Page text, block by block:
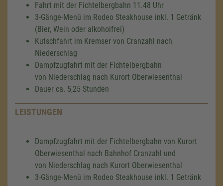
Fahrt mit der Fichtelbergbahn 11.48 Uhr
3-Gänge-Menü im Rodeo Steakhouse inkl. 1 Getränk
(Bier, Wein oder alkoholfrei)
Kutschfahrt im Kremser von Cranzahl nach
Niederschlag
Dampfzugfahrt mit der Fichtelbergbahn
von Niederschlag nach Kurort Oberwiesenthal
Dauer ca. 5,25 Stunden
LEISTUNGEN
Dampfzugfahrt mit der Fichtelbergbahn von Kurort
Oberwiesenthal nach Bahnhof Cranzahl und
von Niederschlag nach Kurort Oberwiesenthal
3-Gänge-Menü im Rodeo Steakhouse inkl. 1 Getränk